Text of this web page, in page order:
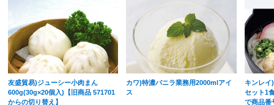
友盛貿易)ジューシー小肉まん
600g(30g×20個入)【旧商品 571701
からの切り替え】
カワ)特濃バニラ業務用2000mlアイ
ス
キンレイ
セット1
で商品番